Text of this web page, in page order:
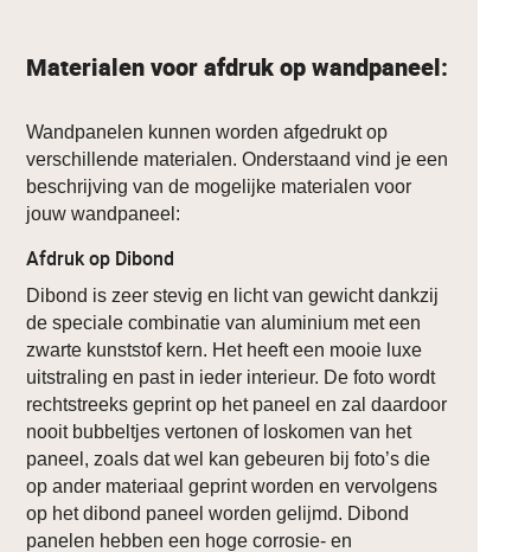
Materialen voor afdruk op wandpaneel:
Wandpanelen kunnen worden afgedrukt op
verschillende materialen. Onderstaand vind je een
beschrijving van de mogelijke materialen voor
jouw wandpaneel:
Afdruk op Dibond
Dibond is zeer stevig en licht van gewicht dankzij
de speciale combinatie van aluminium met een
zwarte kunststof kern. Het heeft een mooie luxe
uitstraling en past in ieder interieur. De foto wordt
rechtstreeks geprint op het paneel en zal daardoor
nooit bubbeltjes vertonen of loskomen van het
paneel, zoals dat wel kan gebeuren bij foto’s die
op ander materiaal geprint worden en vervolgens
op het dibond paneel worden gelijmd. Dibond
panelen hebben een hoge corrosie- en